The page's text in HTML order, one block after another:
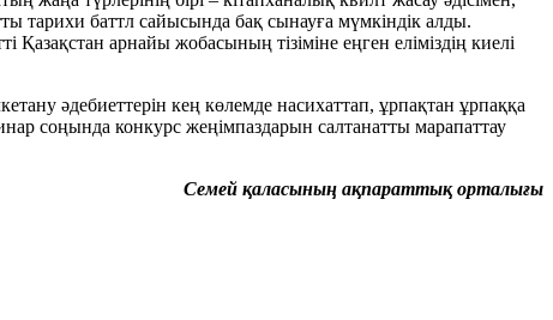
тарихи баттл сайысында бақ сынауға мүмкіндік алды.
арнайы жобасының тізіміне еңген еліміздің киелі
әдебиеттерін кең көлемде насихаттап, ұрпақтан ұрпаққа
соңында конкурс жеңімпаздарын салтанатты марапаттау
Семей қаласының ақпараттық орталығы